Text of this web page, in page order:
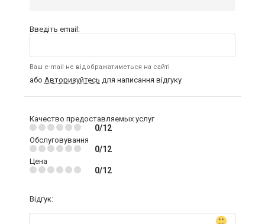
Введіть email:
Ваш e-mail не відображатиметься на сайті
або Авторизуйтесь для написання відгуку
Качество предоставляемых услуг
0/12
Обслуговування
0/12
Цена
0/12
Відгук: